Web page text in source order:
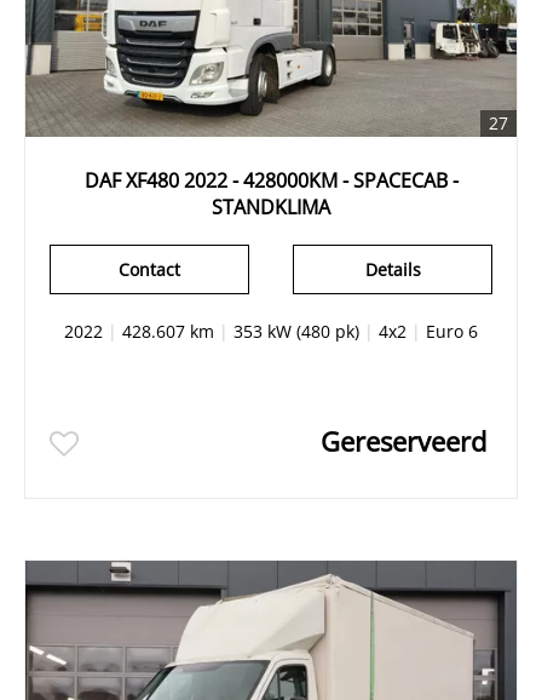
27
DAF XF480 2022 - 428000KM - SPACECAB -
STANDKLIMA
Details
Contact
2022 | 428.607 km | 353 kW (480 pk) | 4x2 | Euro 6
Gereserveerd